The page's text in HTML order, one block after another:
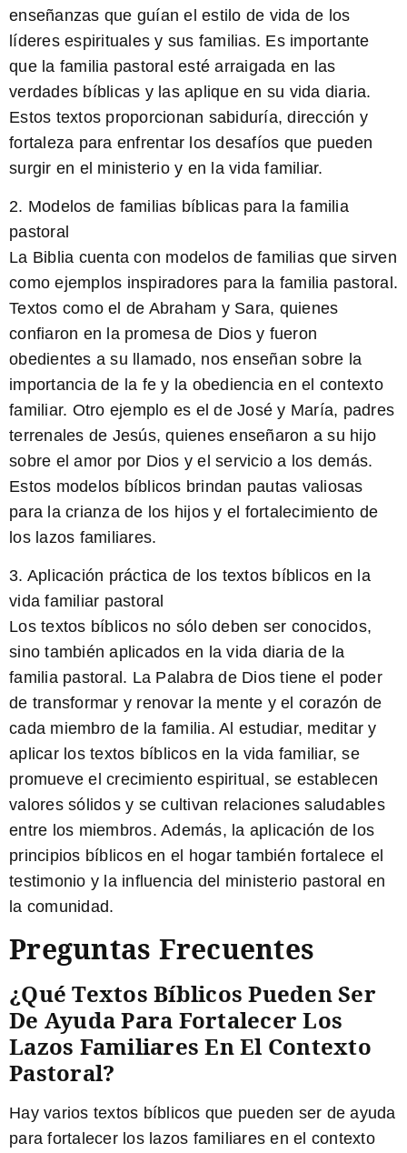
enseñanzas que guían el estilo de vida de los
líderes espirituales y sus familias. Es importante
que la familia pastoral esté arraigada en las
verdades bíblicas y las aplique en su vida diaria.
Estos textos proporcionan sabiduría, dirección y
fortaleza para enfrentar los desafíos que pueden
surgir en el ministerio y en la vida familiar.
2. Modelos de familias bíblicas para la familia
pastoral
La Biblia cuenta con modelos de familias que sirven
como ejemplos inspiradores para la familia pastoral.
Textos como el de Abraham y Sara, quienes
confiaron en la promesa de Dios y fueron
obedientes a su llamado, nos enseñan sobre la
importancia de la fe y la obediencia en el contexto
familiar. Otro ejemplo es el de José y María, padres
terrenales de Jesús, quienes enseñaron a su hijo
sobre el amor por Dios y el servicio a los demás.
Estos modelos bíblicos brindan pautas valiosas
para la crianza de los hijos y el fortalecimiento de
los lazos familiares.
3. Aplicación práctica de los textos bíblicos en la
vida familiar pastoral
Los textos bíblicos no sólo deben ser conocidos,
sino también aplicados en la vida diaria de la
familia pastoral. La Palabra de Dios tiene el poder
de transformar y renovar la mente y el corazón de
cada miembro de la familia. Al estudiar, meditar y
aplicar los textos bíblicos en la vida familiar, se
promueve el crecimiento espiritual, se establecen
valores sólidos y se cultivan relaciones saludables
entre los miembros. Además, la aplicación de los
principios bíblicos en el hogar también fortalece el
testimonio y la influencia del ministerio pastoral en
la comunidad.
Preguntas Frecuentes
¿Qué Textos Bíblicos Pueden Ser
De Ayuda Para Fortalecer Los
Lazos Familiares En El Contexto
Pastoral?
Hay varios textos bíblicos que pueden ser de ayuda
para fortalecer los lazos familiares en el contexto